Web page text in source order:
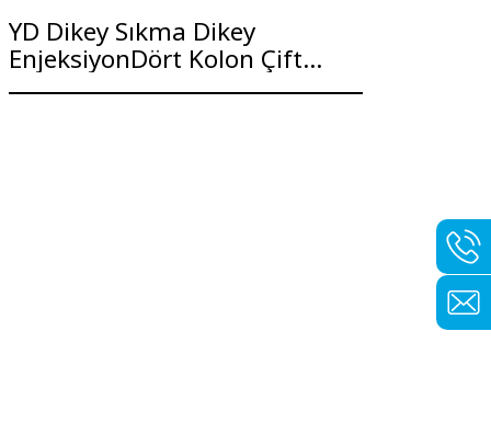
YD Dikey Sıkma Dikey
EnjeksiyonDört Kolon Çift
Enjeksiyon Döner Masa Serisi